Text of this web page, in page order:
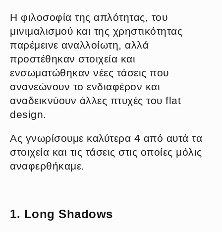
Η φιλοσοφία της απλότητας, του
μινιμαλισμού και της χρηστικότητας
παρέμεινε αναλλοίωτη, αλλά
προστέθηκαν στοιχεία και
ενσωματώθηκαν νέες τάσεις που
ανανεώνουν το ενδιαφέρον και
αναδεικνύουν άλλες πτυχές του flat
design.
Ας γνωρίσουμε καλύτερα 4 από αυτά τα
στοιχεία και τις τάσεις στις οποίες μόλις
αναφερθήκαμε.
1. Long Shadows